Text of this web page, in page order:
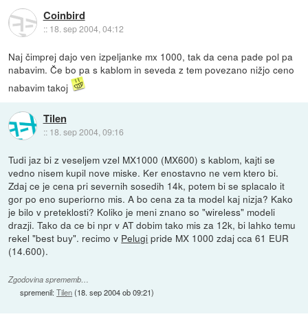
Coinbird
:: 18. sep 2004, 04:12
Naj čimprej dajo ven izpeljanke mx 1000, tak da cena pade pol pa
nabavim. Če bo pa s kablom in seveda z tem povezano nižjo ceno
nabavim takoj
Tilen
:: 18. sep 2004, 09:16
Tudi jaz bi z veseljem vzel MX1000 (MX600) s kablom, kajti se
vedno nisem kupil nove miske. Ker enostavno ne vem ktero bi.
Zdaj ce je cena pri severnih sosedih 14k, potem bi se splacalo it
gor po eno superiorno mis. A bo cena za ta model kaj nizja? Kako
je bilo v preteklosti? Koliko je meni znano so "wireless" modeli
drazji. Tako da ce bi npr v AT dobim tako mis za 12k, bi lahko temu
rekel "best buy". recimo v Pelugi pride MX 1000 zdaj cca 61 EUR
(14.600).
Zgodovina sprememb…
spremenil:Tilen(18. sep 2004 ob 09:21)